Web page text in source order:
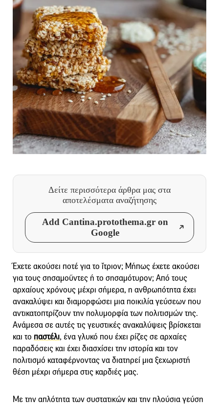
Δείτε περισσότερα άρθρα μας στα
αποτελέσματα αναζήτησης
Add Cantina.protothema.gr on
Google
Έχετε ακούσει ποτέ για το ἴτριον; Μήπως έχετε ακούσει
για τους σησαμοῦντες ή το σησαμότυρον; Από τους
αρχαίους χρόνους μέχρι σήμερα, η ανθρωπότητα έχει
ανακαλύψει και διαμορφώσει μια ποικιλία γεύσεων που
αντικατοπτρίζουν την πολυμορφία των πολιτισμών της.
Ανάμεσα σε αυτές τις γευστικές ανακαλύψεις βρίσκεται
και το παστέλι, ένα γλυκό που έχει ρίζες σε αρχαίες
παραδόσεις και έχει διασχίσει την ιστορία και τον
πολιτισμό καταφέρνοντας να διατηρεί μια ξεχωριστή
θέση μέχρι σήμερα στις καρδιές μας.
Με την απλότητα των συστατικών και την πλούσια γεύση